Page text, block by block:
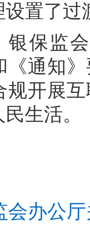
置了过
银保监
《通知
规开展
生活。
会办公